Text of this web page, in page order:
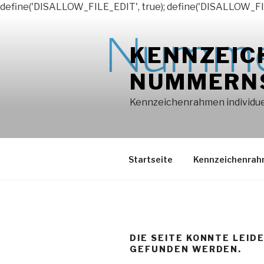
define('DISALLOW_FILE_EDIT', true);
Kennzeichenrahmen
Startseite
DIE SEITE KONNTE
GEFUNDEN WERDEN.